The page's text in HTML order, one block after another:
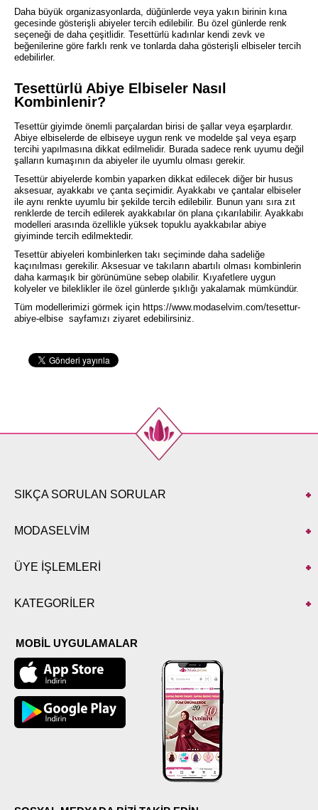
Daha büyük organizasyonlarda, düğünlerde veya yakın birinin kına
gecesinde gösterişli abiyeler tercih edilebilir. Bu özel günlerde renk
seçeneği de daha çeşitlidir. Tesettürlü kadınlar kendi zevk ve
beğenilerine göre farklı renk ve tonlarda daha gösterişli elbiseler tercih
edebilirler.
Tesettürlü Abiye Elbiseler Nasıl
Kombinlenir?
Tesettür giyimde önemli parçalardan birisi de şallar veya eşarplardır.
Abiye elbiselerde de elbiseye uygun renk ve modelde şal veya eşarp
tercihi yapılmasına dikkat edilmelidir. Burada sadece renk uyumu değil
şalların kumaşının da abiyeler ile uyumlu olması gerekir.
Tesettür abiyelerde kombin yaparken dikkat edilecek diğer bir husus
aksesuar, ayakkabı ve çanta seçimidir. Ayakkabı ve çantalar elbiseler
ile aynı renkte uyumlu bir şekilde tercih edilebilir. Bunun yanı sıra zıt
renklerde de tercih edilerek ayakkabılar ön plana çıkarılabilir. Ayakkabı
modelleri arasında özellikle yüksek topuklu ayakkabılar abiye
giyiminde tercih edilmektedir.
Tesettür abiyeleri kombinlerken takı seçiminde daha sadeliğe
kaçınılması gerekilir. Aksesuar ve takıların abartılı olması kombinlerin
daha karmaşık bir görünümüne sebep olabilir. Kıyafetlere uygun
kolyeler ve bileklikler ile özel günlerde şıklığı yakalamak mümkündür.
Tüm modellerimizi görmek için https://www.modaselvim.com/tesettur-
abiye-elbise sayfamızı ziyaret edebilirsiniz.
SIKÇA SORULAN SORULAR
MODASELVİM
ÜYE İŞLEMLERİ
KATEGORİLER
MOBİL UYGULAMALAR